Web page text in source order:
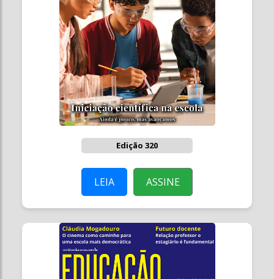
Edição 320
LEIA ASSINE